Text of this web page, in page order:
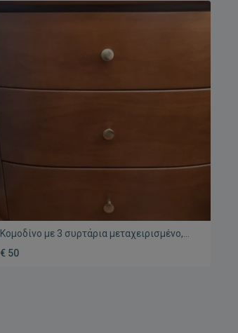
Κομοδίνο με 3 συρτάρια μεταχειρισμένο,
ξύλινο οβάλ
€ 50